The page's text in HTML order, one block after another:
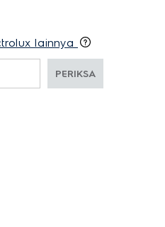
lainnya
PERIKSA